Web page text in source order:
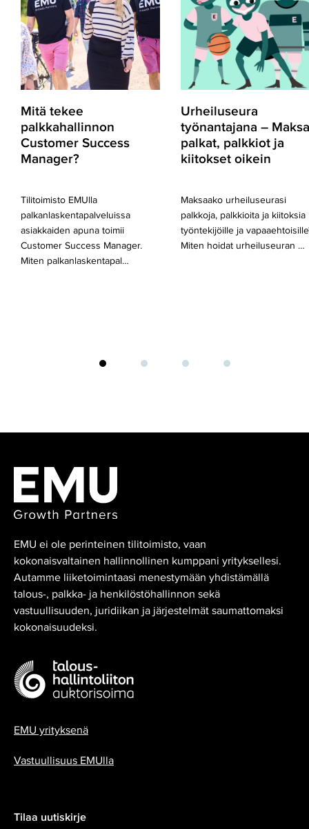
Customer
Success
Manager?
Mitä tekee
palkkahallinnon
Customer Success
Manager?
Tilitoimisto EMUlla
palkanlaskentapalveluissa
asiakkaiden apuna toimii
Customer Success Manager.
Miten palkanlaskentapal…
Maksa
palkat,
palkkiot
kiitokset
oikein
Urheiluseura
työnantajana – Maksa
palkat, palkkiot ja
kiitokset oikein
Maksaako urheiluseurasi
palkkoja, palkkioita ja kiitoksia
työntekijöille ja
Miten hoidat urheiluseuran …
EMU ei ole perinteinen tilitoimisto, vaan
kokonaisvaltainen hallinnollinen kumppani yrityksellesi.
Autamme liiketoimintaasi menestymään yhdistämällä
talous-, palkka- ja henkilöstöhallinnon sekä
vastuullisuuden, juridiikan ja järjestelmät saumattomaksi
kokonaisuudeksi.
EMU yrityksenä
Vastuullisuus EMUlla
Tilaa uutiskirje